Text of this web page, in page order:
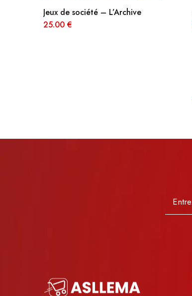
Jeux de société – L’Archive
25.00 €